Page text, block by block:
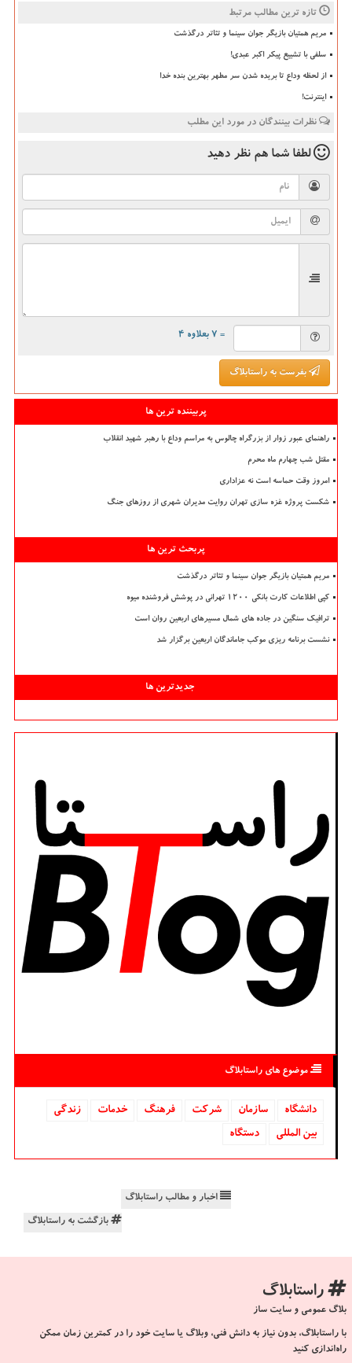
تازه ترین مطالب مرتبط
مریم همتیان بازیگر جوان سینما و تئاتر درگذشت
سلفی با تشییع پیکر اکبر عبدی!
از لحظه وداع تا بریده شدن سر مطهر بهترین بنده خدا
اینترنت!
نظرات بینندگان در مورد این مطلب
لطفا شما هم نظر دهید
= ۷ بعلاوه ۴
بفرست به راستابلاگ
پربیننده ترین ها
راهنمای عبور زوار از بزرگراه چالوس به مراسم وداع با رهبر شهید انقلاب
مقتل شب چهارم ماه محرم
امروز وقت حماسه است نه عزاداری
شکست پروژه غزه سازی تهران روایت مدیران شهری از روزهای جنگ
پربحث ترین ها
مریم همتیان بازیگر جوان سینما و تئاتر درگذشت
کپی اطلاعات کارت بانکی ۱۲۰۰ تهرانی در پوشش فروشنده میوه
ترافیک سنگین در جاده های شمال مسیرهای اربعین روان است
نشست برنامه ریزی موکب جاماندگان اربعین برگزار شد
جدیدترین ها
موضوع های راستابلاگ
دانشگاه‌ سازمان شركت فرهنگ خدمات
زندگی
بین المللی
دستگاه
اخبار و مطالب راستابلاگ
بازگشت به راستابلاگ
راستابلاگ
بلاگ عمومی و سایت ساز
با راستابلاگ، بدون نیاز به دانش فنی، وبلاگ یا سایت خود را در کمترین زمان ممکن
راه‌اندازی کنید